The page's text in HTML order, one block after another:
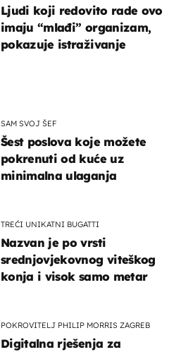
Ljudi koji redovito rade ovo
imaju “mlađi” organizam,
pokazuje istraživanje
SAM SVOJ ŠEF
Šest poslova koje možete
pokrenuti od kuće uz
minimalna ulaganja
TREĆI UNIKATNI BUGATTI
Nazvan je po vrsti
srednjovjekovnog viteškog
konja i visok samo metar
POKROVITELJ PHILIP MORRIS ZAGREB
Digitalna rješenja za